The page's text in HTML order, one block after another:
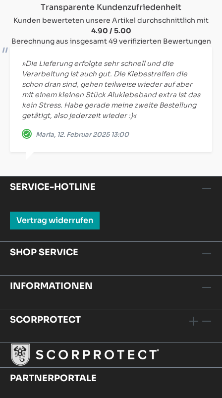
Durchschnittliche Bewertung von 4.9 von 5 Sternen
Transparente Kundenzufriedenheit
Kunden bewerteten unsere Artikel durchschnittlich mit
4.90 / 5.00
Berechnung aus insgesamt 49 verifizierten Bewertungen
»Die Lieferung erfolgte sehr schnell und die
Verarbeitung ist auch gut. Die Klebestreifen die
schon dran sind, gehen teilweise wieder auf aber
mit einem kleinen Stück Aluklebeband extra ist das
kein Stress. Habe gerade meine zweite Bestellung
getätigt, also jederzeit wieder :)«
Maria, 12. Februar 2025 13:00
SERVICE-HOTLINE
Vertrag widerrufen
SHOP SERVICE
INFORMATIONEN
SCORPROTECT
PARTNERPORTALE